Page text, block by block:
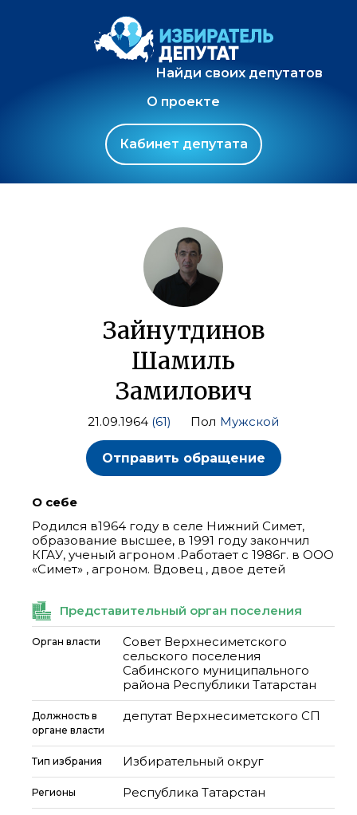
Найди своих депутатов
О проекте
Кабинет депутата
Зайнутдинов
Шамиль
Замилович
21.09.1964 (61) Пол Мужской
Отправить обращение
О себе
Родился в1964 году в селе Нижний Симет,
образование высшее, в 1991 году закончил
КГАУ, ученый агроном .Работает с 1986г. в ООО
«Симет» , агроном. Вдовец , двое детей
Представительный орган поселения
Орган власти
Совет Верхнесиметского
сельского поселения
Сабинского муниципального
района Республики Татарстан
Должность в
органе власти
депутат Верхнесиметского СП
Тип избрания Избирательный округ
Регионы Республика Татарстан